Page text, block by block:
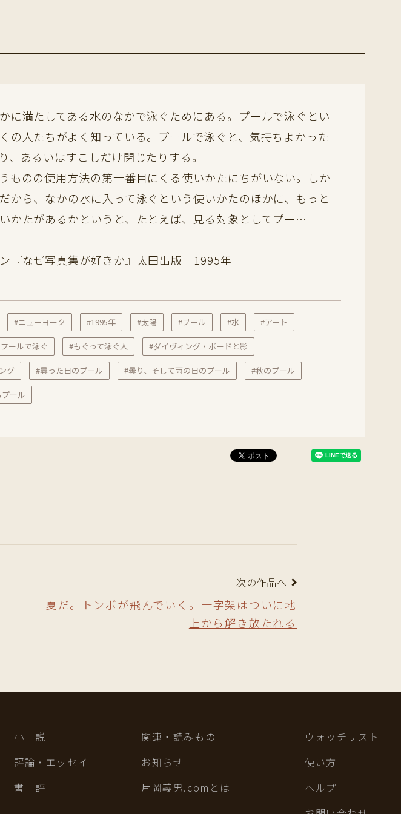
に満たしてある水のなかで泳ぐためにある。プールで泳ぐとい
の人たちがよく知っている。プールで泳ぐと、気持ちよかった
あるいはすこしだけ閉じたりする。
ものの使用方法の第一番目にくる使いかたにちがいない。しか
から、なかの水に入って泳ぐという使いかたのほかに、もっと
かたがあるかというと、たとえば、見る対象としてプー…
『なぜ写真集が好きか』太田出版 1995年
#ニューヨーク #1995年 #太陽 #プール #水 #アート
ールで泳ぐ #もぐって泳ぐ人 #ダイヴィング・ボードと影
グ #曇った日のプール #曇り、そして雨の日のプール #秋のプール
ール
次の作品へ
夏だ。トンボが飛んでいく。十字架はついに地
上から解き放たれる
小 説
評論・エッセイ
書 評
関連・読みもの
お知らせ
片岡義男.comとは
ウォッチリスト
使い方
ヘルプ